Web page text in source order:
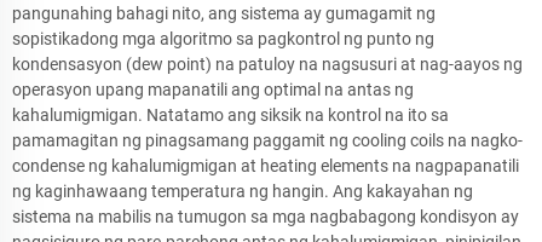
pangunahing bahagi nito, ang sistema ay gumagamit ng
sopistikadong mga algoritmo sa pagkontrol ng punto ng
kondensasyon (dew point) na patuloy na nagsusuri at nag-aayos ng
operasyon upang mapanatili ang optimal na antas ng
kahalumigmigan. Natatamo ang siksik na kontrol na ito sa
pamamagitan ng pinagsamang paggamit ng cooling coils na nagko-
condense ng kahalumigmigan at heating elements na nagpapanatili
ng kaginhawaang temperatura ng hangin. Ang kakayahan ng
sistema na mabilis na tumugon sa mga nagbabagong kondisyon ay